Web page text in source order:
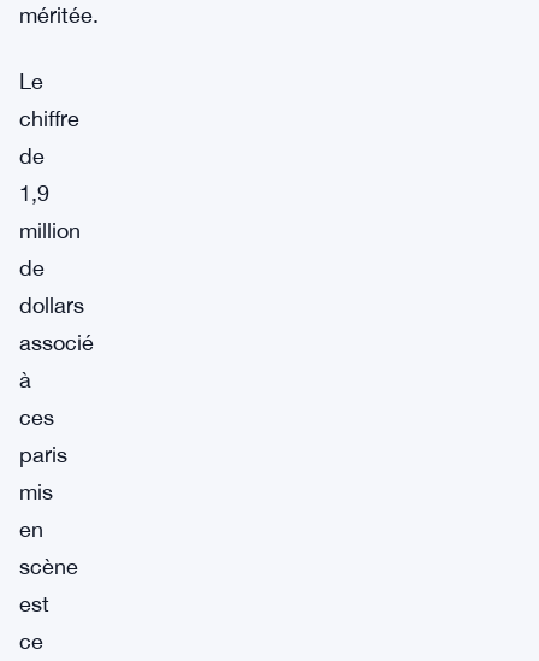
méritée.
Le
chiffre
de
1,9
million
de
dollars
associé
à
ces
paris
mis
en
scène
est
ce